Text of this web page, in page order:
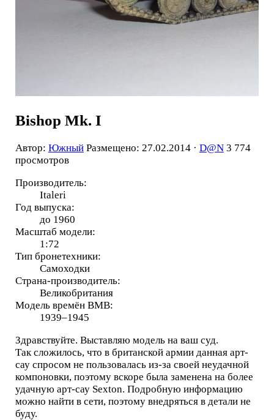
Bishop Mk. I
Автор: Южный Размещено: 27.02.2014 · D@N 3 774
просмотров
Производитель:
Italeri
Год выпуска:
до 1960
Масштаб модели:
1:72
Тип бронетехники:
Самоходки
Страна-производитель:
Великобритания
Модель времён ВМВ:
1939–1945
Здравствуйте. Выставляю модель на ваш суд.
Так сложилось, что в британской армии данная арт-
сау спросом не пользовалась из-за своей неудачной
компоновки, поэтому вскоре была заменена на более
удачную арт-сау Sexton. Подробную информацию
можно найти в сети, поэтому внедряться в детали не
буду.